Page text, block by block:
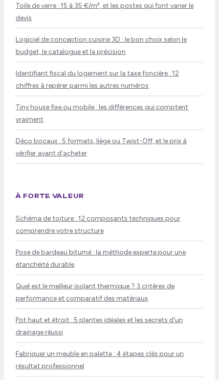
Toile de verre : 15 à 35 €/m², et les postes qui font varier le
devis
Logiciel de conception cuisine 3D : le bon choix selon le
budget, le catalogue et la précision
Identifiant fiscal du logement sur la taxe foncière : 12
chiffres à repérer parmi les autres numéros
Tiny house fixe ou mobile : les différences qui comptent
vraiment
Déco bocaux : 5 formats, liège ou Twist-Off, et le prix à
vérifier avant d’acheter
À FORTE VALEUR
Schéma de toiture : 12 composants techniques pour
comprendre votre structure
Pose de bardeau bitumé : la méthode experte pour une
étanchéité durable
Quel est le meilleur isolant thermique ? 3 critères de
performance et comparatif des matériaux
Pot haut et étroit : 5 plantes idéales et les secrets d'un
drainage réussi
Fabriquer un meuble en palette : 4 étapes clés pour un
résultat professionnel